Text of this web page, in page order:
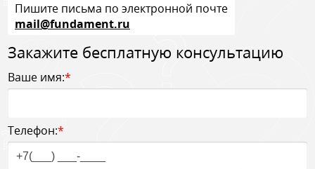
Пишите письма по электронной почте
mail@fundament.ru
Закажите бесплатную консультацию
Ваше имя:*
Телефон:*